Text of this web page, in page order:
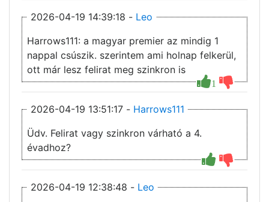
2026-04-19 14:39:18 - Leo
1
Harrows111: a magyar premier az mindig 1
nappal csúszik. szerintem ami holnap felkerül,
ott már lesz felirat meg szinkron is
2026-04-19 13:51:17 - Harrows111
Üdv. Felirat vagy szinkron várható a 4.
évadhoz?
2026-04-19 12:38:48 - Leo